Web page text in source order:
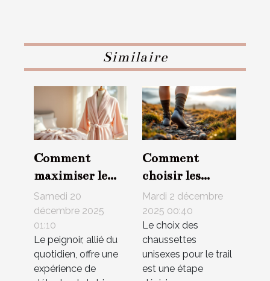
Similaire
Comment
maximiser le
confort de votre
peignoir selon
les saisons ?
Samedi 20
décembre 2025
01:10
Le peignoir, allié du
quotidien, offre une
expérience de
Comment
choisir les
meilleures
chaussettes
unisexes pour le
trail ?
Mardi 2 décembre
2025 00:40
Le choix des
chaussettes
unisexes pour le trail
est une étape